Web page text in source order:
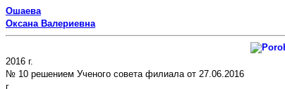
Ошаева
Оксана Валериевна
2016 г.
№ 10 решением Ученого совета филиала от 27.06.2016
г.